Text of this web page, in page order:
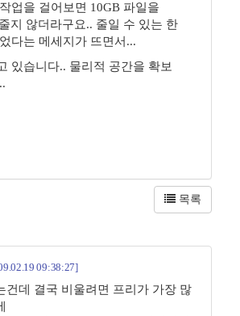
업을 걸어보면 10GB 파일을
지 않더라구요.. 줄일 수 있는 한
다는 메세지가 뜨면서...
있습니다.. 물리적 공간을 확보
목록
09:38:27]
건데 결국 비울려면 프리가 가장 많